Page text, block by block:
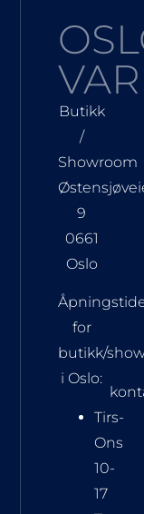
Butikk
/
Showroom
9
0661
Oslo
for
butikk/
i Oslo:
Tirs-
Ons
10-
17